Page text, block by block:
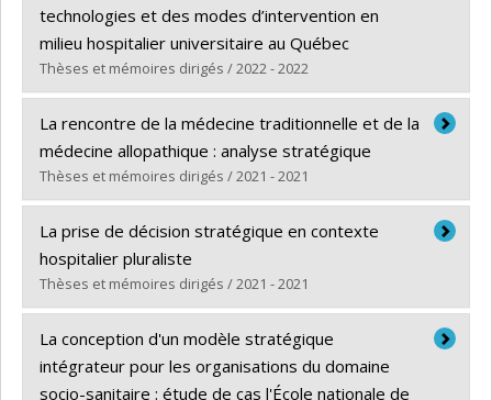
Diplôme obtenu :Ph. D.
Lien vers le document dans Papyrus
technologies et des modes d’intervention en
milieu hospitalier universitaire au Québec
Thèses et mémoires dirigés / 2022 - 2022
Diplômé(e) : Tony, Michèle
Cycle :Doctorat
Diplôme obtenu :Ph. D.
Lien vers le document dans Papyrus
La rencontre de la médecine traditionnelle et de la
médecine allopathique : analyse stratégique
Thèses et mémoires dirigés / 2021 - 2021
Diplômé(e) :Sit, Vanessa
Cycle :Doctorat
Diplôme obtenu :Ph. D.
Lien vers le document dans Papyrus
La prise de décision stratégique en contexte
hospitalier pluraliste
Thèses et mémoires dirigés / 2021 - 2021
Diplômé(e) :El Khoury, Caline
Cycle :Doctorat
Diplôme obtenu :Ph. D.
La conception d'un modèle stratégique
intégrateur pour les organisations du domaine
socio-sanitaire : étude de cas l'École nationale de